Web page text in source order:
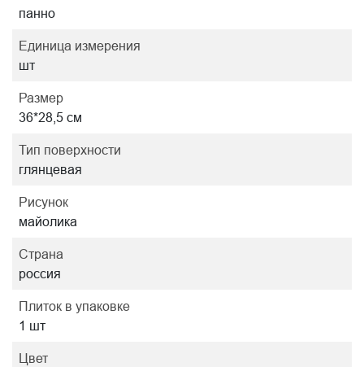
панно
Единица измерения
шт
Размер
36*28,5 см
Тип поверхности
глянцевая
Рисунок
майолика
Страна
россия
Плиток в упаковке
1 шт
Цвет